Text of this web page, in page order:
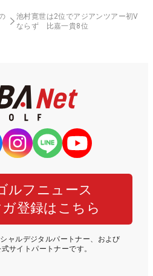
池村寛世は2位でアジアンツアー初V
ならず 比嘉一貴8位
ルフニュース
登録はこちら
ャルデジタルパートナー、および
サイトパートナーです。